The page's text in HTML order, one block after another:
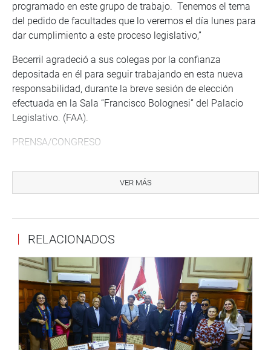
programado en este grupo de trabajo. Tenemos el tema
del pedido de facultades que lo veremos el día lunes para
dar cumplimiento a este proceso legislativo,”
Becerril agradeció a sus colegas por la confianza
depositada en él para seguir trabajando en esta nueva
responsabilidad, durante la breve sesión de elección
efectuada en la Sala “Francisco Bolognesi” del Palacio
Legislativo. (FAA).
PRENSA/CONGRESO
http://www.congreso.gob.pe/
fref=ts<https://www.facebook.com/
fref=ts>
Twitter:https://twitter.com/congresoperu
https://twitter.com/congresoperu >
Youtube:
http://www.youtube.com/congresoperu<http://
VER MÁS
RELACIONADOS